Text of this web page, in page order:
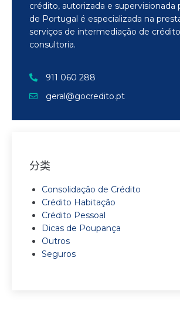
crédito, autorizada e supervisionada
de Portugal é especializada na
serviços de intermediação de
consultoria.
911 060 288
geral@gocredito.pt
分类
Consolidação de Crédito
Crédito Habitação
Crédito Pessoal
Dicas de Poupança
Outros
Seguros